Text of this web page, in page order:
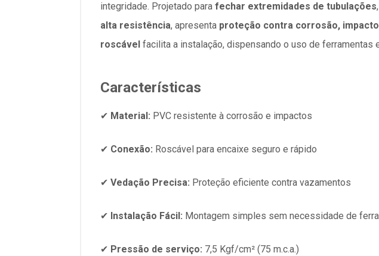
integridade. Projetado para fechar extremidades de tubulações
alta resistência, apresenta proteção contra corrosão,
roscável facilita a instalação, dispensando o uso de ferramentas
Características
✔ Material: PVC resistente à corrosão e impactos
✔ Conexão: Roscável para encaixe seguro e rápido
✔ Vedação Precisa: Proteção eficiente contra vazamentos
✔ Instalação Fácil: Montagem simples sem necessidade de
✔ Pressão de serviço: 7,5 Kgf/cm² (75 m.c.a.)